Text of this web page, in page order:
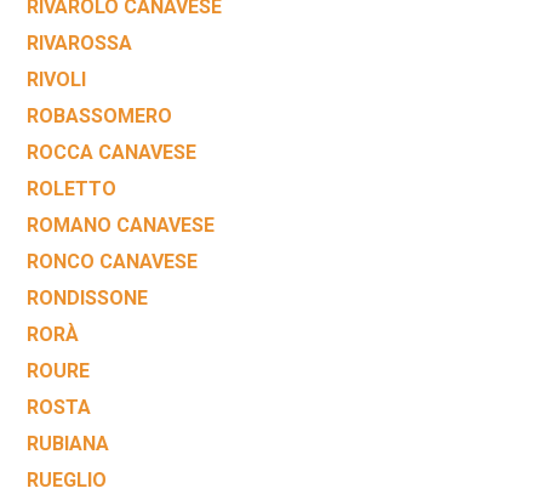
RIVAROLO CANAVESE
RIVAROSSA
RIVOLI
ROBASSOMERO
ROCCA CANAVESE
ROLETTO
ROMANO CANAVESE
RONCO CANAVESE
RONDISSONE
RORÀ
ROURE
ROSTA
RUBIANA
RUEGLIO